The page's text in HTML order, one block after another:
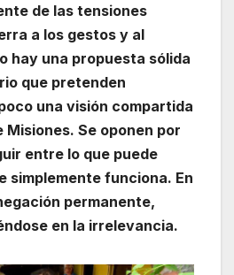
de las tensiones
a los gestos y al
hay una propuesta sólida
que pretenden
una visión compartida
Se oponen por
entre lo que puede
simplemente funciona. En
permanente,
en la irrelevancia.